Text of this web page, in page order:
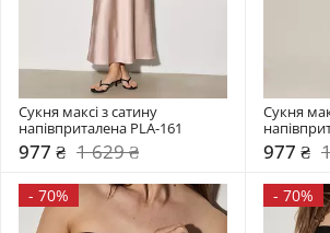
Сукня максі з сатину
напівприталена PLA-161
977 ₴ 1 629 ₴
Сукня
977 ₴
- 70% - 70%